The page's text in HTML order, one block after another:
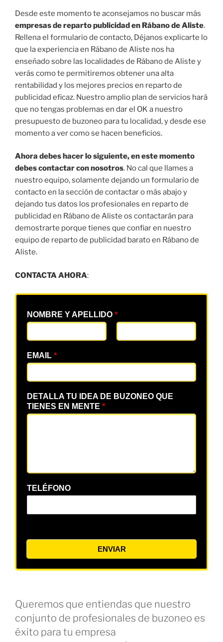
Desde este momento te aconsejamos no buscar más
empresas de reparto publicidad en Rábano de Aliste.
Rellena el formulario de contacto, Déjanos explicarte lo
que la experiencia en Rábano de Aliste nos ha
enseñado sobre las localidades de Rábano de Aliste y
verás como te permitiremos obtener una alta
rentabilidad y los mejores precios en reparto de
publicidad eficaz. Nuestro amplio plan de servicios hará
que no tengas problemas en dar el OK a nuestro
presupuesto de buzoneo para tu localidad, y desde ese
momento a ver como se hacen beneficios.
Ahora debes hacer lo siguiente, en este momento
debes contactar con nosotros. No cal que llames a
nuestro equipo, solamente dejando un formulario de
contacto en la sección de contactar o más abajo y
dejando tus datos los profesionales en reparto de
publicidad en Rábano de Aliste os contactarán para
demostrarte porque tienes que confiar en nuestro
equipo de reparto de publicidad barato en Rábano de
Aliste.
CONTACTA AHORA:
NOMBRE Y APELLIDO *
EMAIL *
DETALLA TU IDEA DE BUZONEO QUE
TIENES EN MENTE *
TELÉFONO
ENVIAR
Queremos que entiendas que nuestro
conjunto de profesionales de buzoneo es
éxito para tu empresa